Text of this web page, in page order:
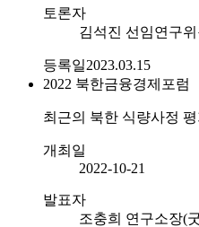
토론자
김석진 선임연구
등록일2023.03.15
2022 북한금융경제포럼
최근의 북한 식량사정
개최일
2022-10-21
발표자
조충희 연구소장(